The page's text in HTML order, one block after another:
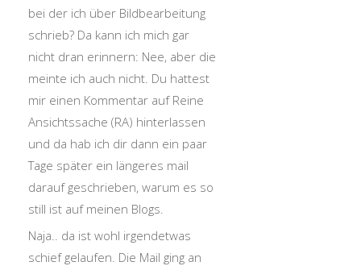
bei der ich über Bildbearbeitung
schrieb? Da kann ich mich gar
nicht dran erinnern: Nee, aber die
meinte ich auch nicht. Du hattest
mir einen Kommentar auf Reine
Ansichtssache (RA) hinterlassen
und da hab ich dir dann ein paar
Tage später ein längeres mail
darauf geschrieben, warum es so
still ist auf meinen Blogs.
Naja.. da ist wohl irgendetwas
schief gelaufen. Die Mail ging an